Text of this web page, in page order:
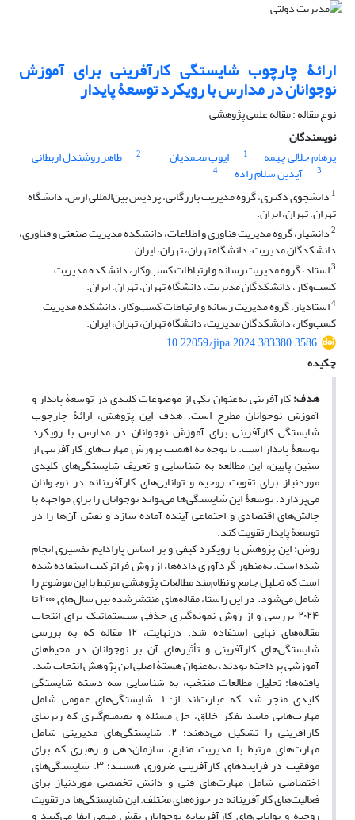
ارائۀ چارچوب شایستگی کارآفرینی برای آموزش
نوجوانان در مدارس با رویکرد توسعۀ پایدار
نوع مقاله : مقاله علمی پژوهشی
نویسندگان
پرهام جلالی چیمه
1 ایوب محمدیان 2 طاهر روشندل اربطانی
3 آیدین سلام زاده
4
1 دانشجوی دکتری، گروه مدیریت بازرگانی، پردیس بین‌المللی ارس، دانشگاه
تهران، تهران، ایران.
2دانشیار، گروه مدیریت فناوری و اطلاعات، دانشکده مدیریت صنعتی و فناوری،
دانشکدگان مدیریت، دانشگاه تهران، تهران، ایران.
3استاد، گروه مدیریت رسانه و ارتباطات کسب‌وکار، دانشکده مدیریت
کسب‌وکار، دانشکدگان مدیریت، دانشگاه تهران، تهران، ایران.
4استادیار، گروه مدیریت رسانه و ارتباطات کسب‌وکار، دانشکده مدیریت
کسب‌وکار، دانشکدگان مدیریت، دانشگاه تهران، تهران، ایران.
10.22059/jipa.2024.383380.3586
چکیده
هدف:کارآفرینی به‌عنوان یکی از موضوعات کلیدی در توسعۀ پایدار و
آموزش نوجوانان مطرح است. هدف این پژوهش، ارائۀ چارچوب
شایستگی کارآفرینی برای آموزش نوجوانان در مدارس با رویکرد
توسعۀ پایدار است. با توجه به اهمیت پرورش مهارت‌های کارآفرینی از
سنین پایین، این مطالعه به شناسایی و تعریف شایستگی‌های کلیدی
موردنیاز برای تقویت روحیه و توانایی‌های کارآفرینانه در نوجوانان
می‌پردازد. توسعۀ این شایستگی‌ها می‌تواند نوجوانان را برای مواجهه با
چالش‌های اقتصادی و اجتماعی آینده آماده سازد و نقش آن‌ها را در
توسعۀ پایدار تقویت کند.
روش: این پژوهش با رویکرد کیفی و بر اساس پارادایم تفسیری انجام
شده است. به‌منظور گردآوری داده‌ها، از روش فراترکیب استفاده شده
است که تحلیل جامع و نظام‌مند مطالعات پژوهشی مرتبط با این موضوع را
شامل می‌شود. در این راستا، مقاله‌های منتشرشده بین سال‌های ۲۰۰۰ تا
۲۰۲۴ بررسی و از روش نمونه‌گیری حذفی سیستماتیک برای انتخاب
مقاله‌های نهایی استفاده شد. درنهایت، ۱۲ مقاله که به بررسی
شایستگی‌های کارآفرینی و تأثیرهای آن بر نوجوانان در محیط‌های
آموزشی پرداخته بودند، به‌عنوان هستۀ اصلی این پژوهش انتخاب شد.
یافته‌ها: تحلیل مطالعات منتخب، به شناسایی سه دسته شایستگی
کلیدی منجر شد که عبارت‌اند از: ۱. شایستگی‌های عمومی شامل
مهارت‌هایی مانند تفکر خلاق، حل مسئله و تصمیم‌گیری که زیربنای
کارآفرینی را تشکیل می‌دهند؛ ۲. شایستگی‌های مدیریتی شامل
مهارت‌های مرتبط با مدیریت منابع، سازمان‌دهی و رهبری که برای
موفقیت در فرایندهای کارآفرینی ضروری هستند؛ ۳. شایستگی‌های
اختصاصی شامل مهارت‌های فنی و دانش تخصصی موردنیاز برای
فعالیت‌های کارآفرینانه در حوزه‌های مختلف. این شایستگی‌ها در تقویت